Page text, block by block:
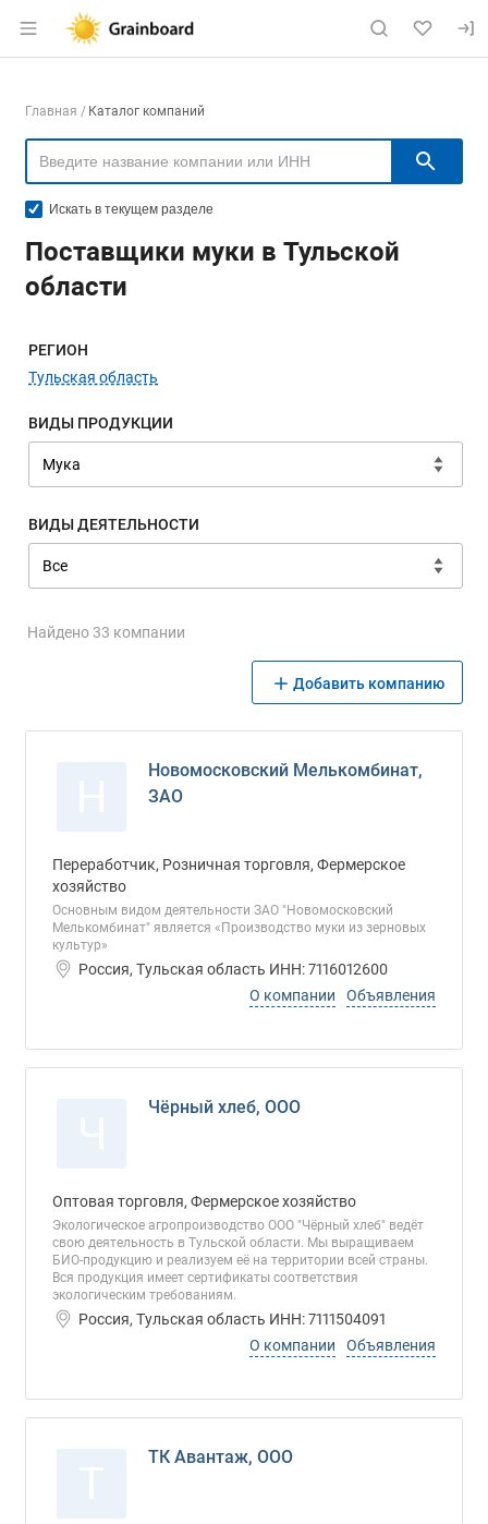
Раздел навигации по сайту
Навигация по компаниям
Главная Каталог компаний
Искать в текущем разделе
Поставщики муки в Тульской
области
Меню навигации
РЕГИОН
Тульская область
ВИДЫ ПРОДУКЦИИ
ВИДЫ ДЕЯТЕЛЬНОСТИ
Найдено 33 компании
Добавить компанию
Новомосковский Мелькомбинат,
ЗАО
Переработчик, Розничная торговля, Фермерское
хозяйство
Основным видом деятельности ЗАО "Новомосковский
Мелькомбинат" является «Производство муки из зерновых
культур»
Россия, Тульская область ИНН: 7116012600
О компании
Объявления
Чёрный хлеб, ООО
Оптовая торговля, Фермерское хозяйство
Экологическое агропроизводство ООО "Чёрный хлеб" ведёт
свою деятельность в Тульской области. Мы выращиваем
БИО-продукцию и реализуем её на территории всей страны.
Вся продукция имеет сертификаты соответствия
экологическим требованиям.
Россия, Тульская область ИНН: 7111504091
О компании
Объявления
ТК Авантаж, ООО